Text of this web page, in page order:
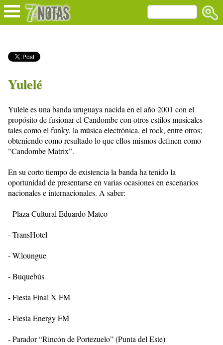
Yulelé
Yulele es una banda uruguaya nacida en el año 2001 con el
propósito de fusionar el Candombe con otros estilos musicales
tales como el funky, la música electrónica, el rock, entre otros;
obteniendo como resultado lo que ellos mismos definen como
"Candombe Matrix”.
En su corto tiempo de existencia la banda ha tenido la
oportunidad de presentarse en varias ocasiones en escenarios
nacionales e internacionales. A saber:
- Plaza Cultural Eduardo Mateo
- TransHotel
- W.loungue
- Buquebús
- Fiesta Final X FM
- Fiesta Energy FM
- Parador “Rincón de Portezuelo” (Punta del Este)